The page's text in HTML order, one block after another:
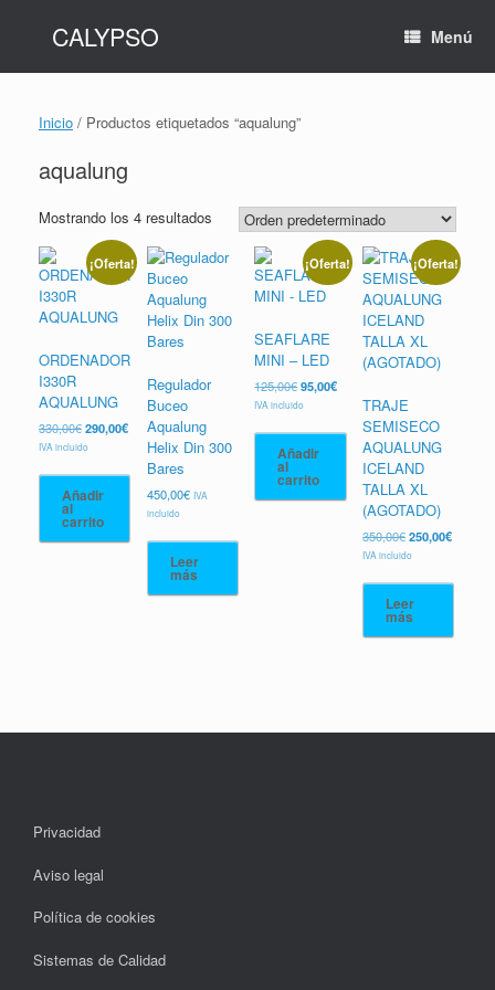
contenidoCALYPSO Menú
Inicio / Productos etiquetados “aqualung”
aqualung
Mostrando los 4 resultados
¡Oferta!
ORDENADOR
I330R
AQUALUNG
330,00€El
precio
era:
330,00€.
290,00€El
precio
actual
es:
290,00€.
IVA incluido
Añadir
al
carrito
Regulador
Buceo
Aqualung
Helix Din 300
Bares
450,00€ IVA
incluido
Leer
más
¡Oferta!
SEAFLARE
MINI – LED
125,00€El
precio
era:
125,00€.
95,00€El
precio
actual
es:
95,00€.
IVA incluido
Añadir
al
carrito
¡Oferta!
TRAJE
SEMISECO
AQUALUNG
ICELAND
TALLA XL
(AGOTADO)
350,00€El
precio
era:
350,00€.
250,00€El
es:
IVA incluido
Leer
más
Privacidad
Aviso legal
Política de cookies
Sistemas de Calidad